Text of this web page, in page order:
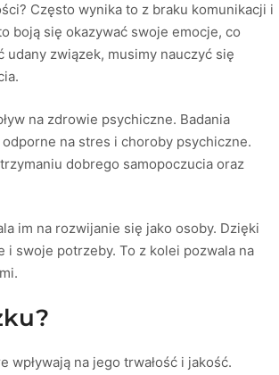
Często wynika to z braku komunikacji i
boją się okazywać swoje emocje, co
związek, musimy nauczyć się
na zdrowie psychiczne. Badania
na stres i choroby psychiczne.
dobrego samopoczucia oraz
im na rozwijanie się jako osoby. Dzięki
swoje potrzeby. To z kolei pozwala na
na jego trwałość i jakość.